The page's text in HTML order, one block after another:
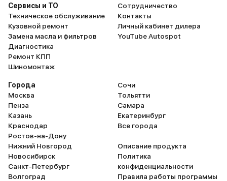
1 292 000 ₽
1 033 600 ₽
1 520 000 ₽
1 216 000 ₽
LADA • Iskra
ПТС
Золотисто-коричневый "Кориандр" металлик
и еще 41 опция
Сервисы и ТО
Техническое обслуживание
Кузовной ремонт
Замена масла и фильтров
Диагностика
Ремонт КПП
Шиномонтаж
Сотрудничество
Контакты
Личный кабинет дилера
YouTube Autospot
Города
Москва
Пенза
Казань
Краснодар
Ростов-на-Дону
Нижний Новгород
Новосибирск
Санкт-Петербург
Волгоград
Сочи
Тольятти
Самара
Екатеринбург
Все города
Описание продукта
Политика
конфиденциальности
Правила работы программы